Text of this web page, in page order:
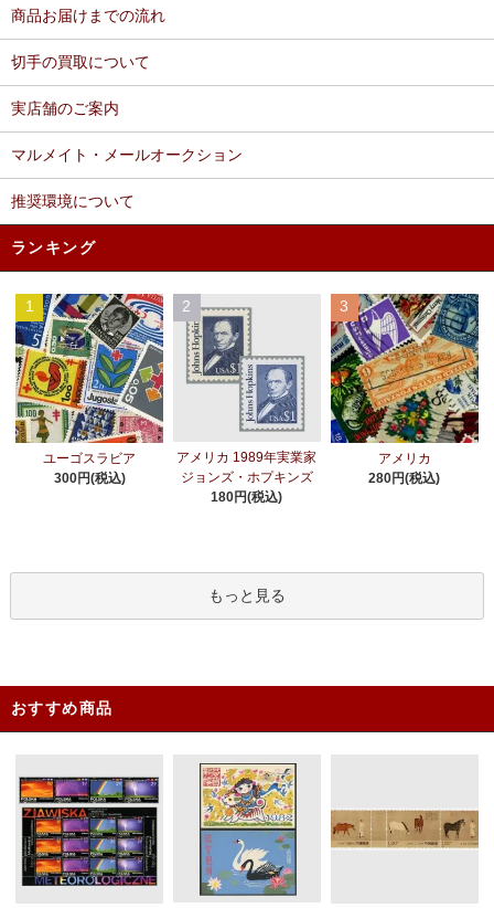
商品お届けまでの流れ
切手の買取について
実店舗のご案内
マルメイト・メールオークション
推奨環境について
ランキング
1
ユーゴスラビア
300円(税込)
2
アメリカ 1989年実業家
ジョンズ・ホプキンズ
180円(税込)
3
アメリカ
280円(税込)
もっと見る
おすすめ商品